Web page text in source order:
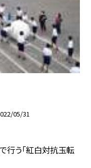
05/31
行う「紅白対抗玉転